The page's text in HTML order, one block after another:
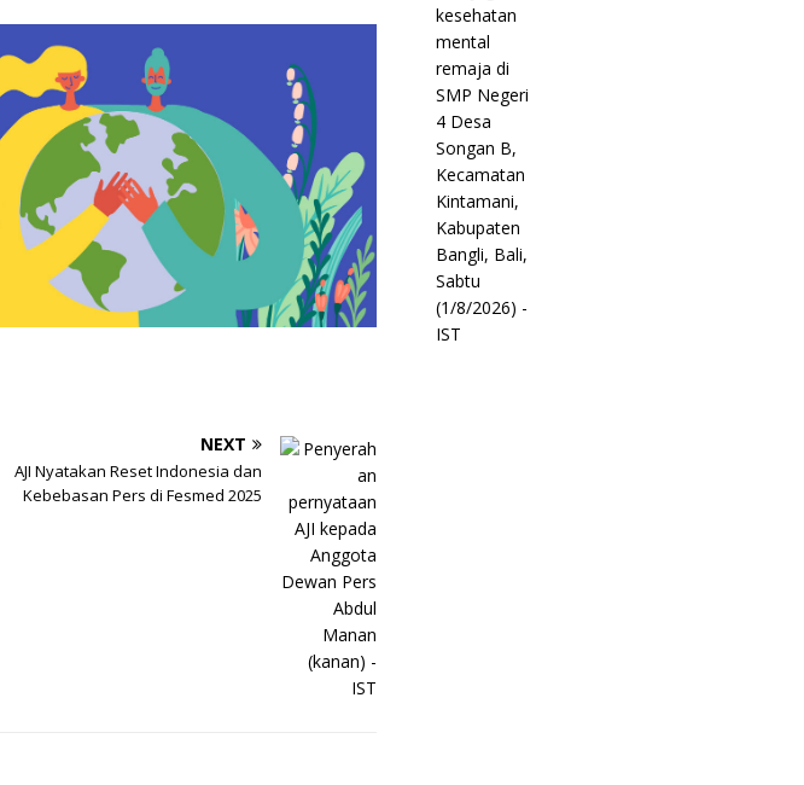
NEXT
AJI Nyatakan Reset Indonesia dan
Kebebasan Pers di Fesmed 2025